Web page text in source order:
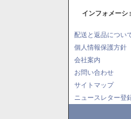
インフォメーシ
配送と返品につい
個人情報保護方針
会社案内
お問い合わせ
サイトマップ
ニュースレター登